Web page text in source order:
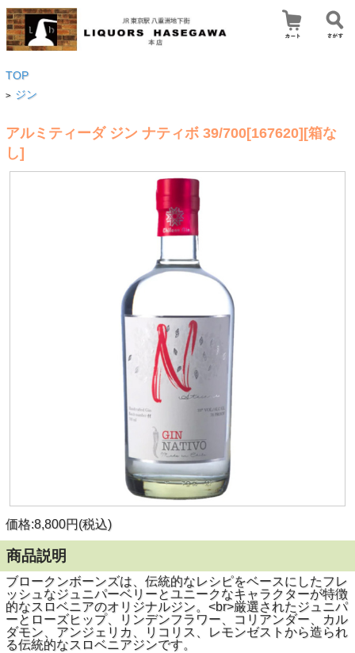
TOP
> ジン
アルミティーダ ジン ナティボ 39/700[167620][箱な
し]
価格:8,800円(税込)
商品説明
ブロークンボーンズは、伝統的なレシピをベースにしたフレ
ッシュなジュニパーベリーとユニークなキャラクターが特徴
的なスロベニアのオリジナルジン。<br>厳選されたジュニパ
ーとローズヒップ、リンデンフラワー、コリアンダー、カル
ダモン、アンジェリカ、リコリス、レモンゼストから造られ
る伝統的なスロベニアジンです。